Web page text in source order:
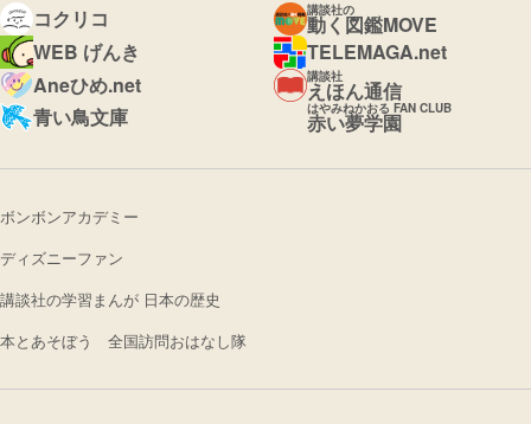
コクリコ
講談社の
動く図鑑MOVE
WEB げんき
TELEMAGA.net
Aneひめ.net
講談社
えほん通信
青い鳥文庫
はやみねかおる FAN CLUB
赤い夢学園
ボンボンアカデミー
ディズニーファン
講談社の学習まんが 日本の歴史
本とあそぼう 全国訪問おはなし隊